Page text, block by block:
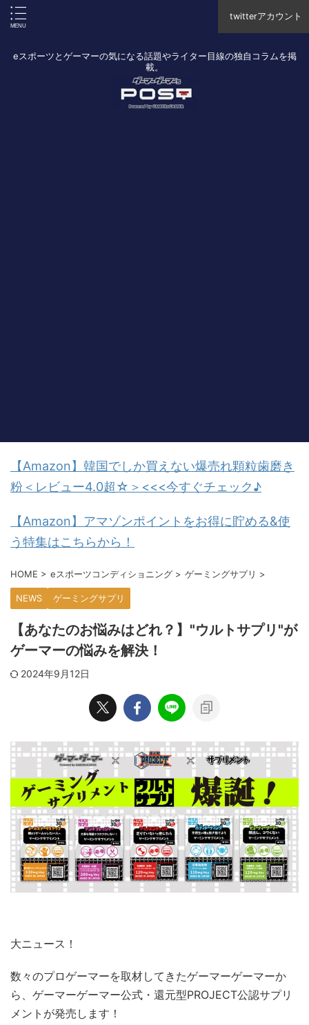
twitterアカウント
eスポーツとゲーマーの気になる話題やライター目線の独自コラムを掲
載。
【Amazon】韓国でしか買えない爆売れ顆粒歯磨き
粉＜レビュー4.0超☆＞<<<今すぐチェック♪
【Amazon】アマゾンポイントをお得に貯める&使
う特集はこちらから！
HOME > eスポーツコンディショニング > ゲーミングサプリ >
NEWS ゲーミングサプリ
【あなたのお悩みはどれ？】"ウルトサプリ"が
ゲーマーの悩みを解決！
2024年9月12日
大ニュース！
数々のプロゲーマーを取材してきたゲーマーゲーマーか
ら、ゲーマーゲーマー公式・還元型PROJECT公認サプリ
メントが発売します！